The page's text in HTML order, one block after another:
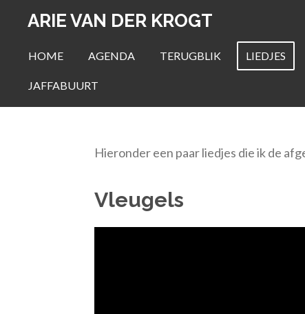
naar
hoofdinhoud
ARIE VAN DER KROGT
HOME AGENDA TERUGBLIK LIEDJES
JAFFABUURT
Hieronder een paar liedjes die ik de
Vleugels